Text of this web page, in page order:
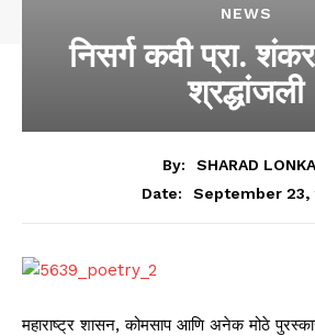
NEWS
निसर्ग कवी प्रा.
श्रद्धांजली
By:
SHARAD
Date:
September 23,
महाराष्ट्र शासन, कोमसाप आणि अनेक मोठे